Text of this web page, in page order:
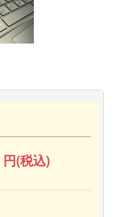
円(税込)